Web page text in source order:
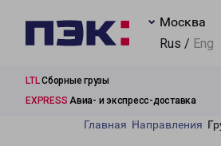
Москва
Rus / Eng
LTLСборные грузы
EXPRESS Авиа- и экспресс-доставка
Главная Направления